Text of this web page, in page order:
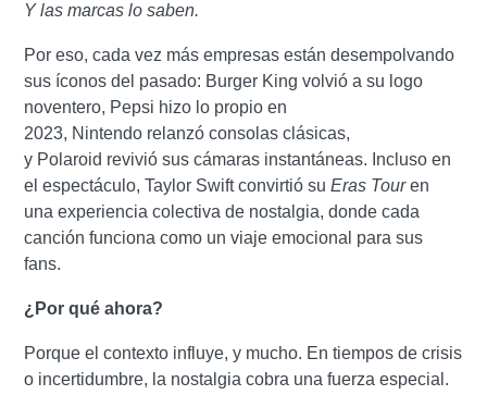
Y las marcas lo saben.
Por eso, cada vez más empresas están desempolvando
sus íconos del pasado: Burger King volvió a su logo
noventero, Pepsi hizo lo propio en
2023, Nintendo relanzó consolas clásicas,
y Polaroid revivió sus cámaras instantáneas. Incluso en
el espectáculo, Taylor Swift convirtió suEras Touren
una experiencia colectiva de nostalgia, donde cada
canción funciona como un viaje emocional para sus
fans.
¿Por qué ahora?
Porque el contexto influye, y mucho. En tiempos de crisis
o incertidumbre, la nostalgia cobra una fuerza especial.